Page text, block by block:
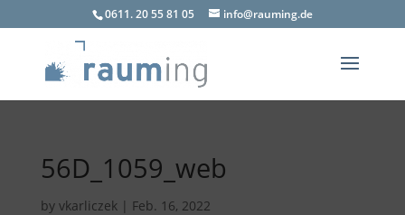
0611. 20 55 81 05 info@rauming.de
56D_1059_web
by vkarliczek| Feb. 16, 2022